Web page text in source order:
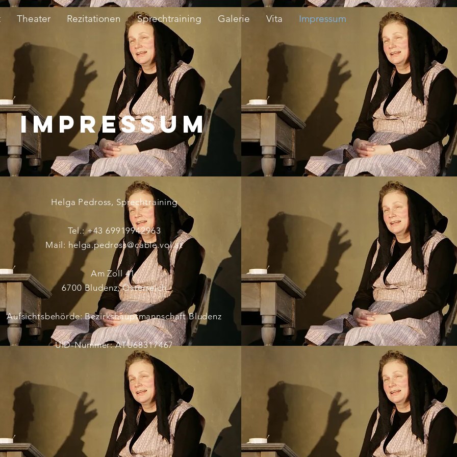
Theater Rezitationen Sprechtraining Galerie Vita Impressum
IMPRESSUM
Helga Pedross, Sprechtraining
Tel.: +43 69919942963
Mail: helga.pedross@cable.vol.at
Am Zoll 41
6700 Bludenz, Österreich
Aufsichtsbehörde: Bezirkshauptmannschaft Bludenz
UID-Nummer: ATU68317467